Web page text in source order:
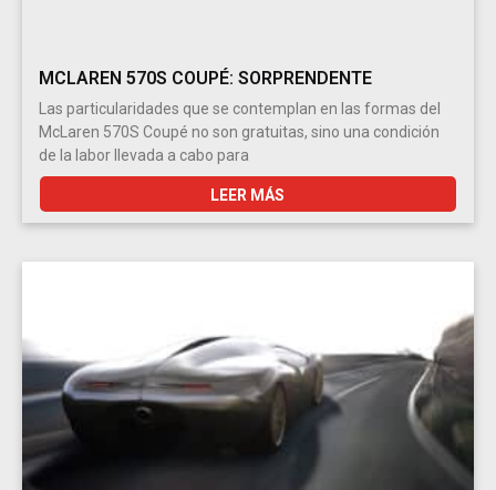
MCLAREN 570S COUPÉ: SORPRENDENTE
Las particularidades que se contemplan en las formas del
McLaren 570S Coupé no son gratuitas, sino una condición
de la labor llevada a cabo para
LEER MÁS